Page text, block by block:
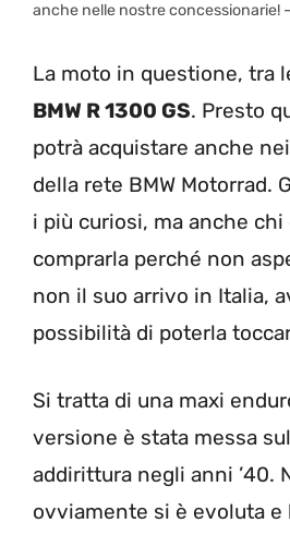
anche nelle nostre concessionarie!
La moto in questione, tra
BMW R 1300 GS. Presto
potrà acquistare anche
della rete BMW Motorrad.
i più curiosi, ma anche
comprarla perché non
non il suo arrivo in Italia,
possibilità di poterla
Si tratta di una maxi
versione è stata messa
addirittura negli anni ’40.
ovviamente si è evoluta e